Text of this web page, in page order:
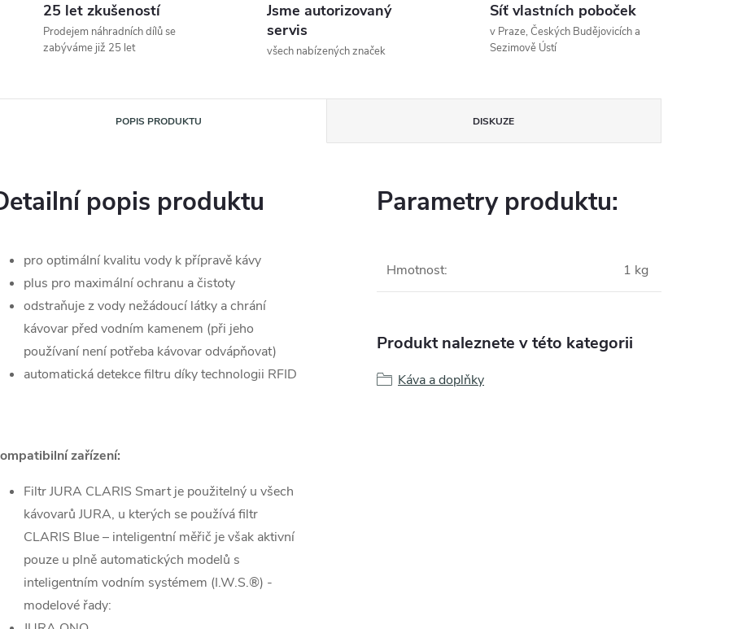
25 let zkušeností
Prodejem náhradních dílů se
zabýváme již 25 let
Jsme autorizovaný
servis
všech nabízených značek
Síť vlastních poboček
v Praze, Českých Budějovicích a
Sezimově Ústí
POPIS PRODUKTU DISKUZE
popis produktu
pro optimální kvalitu vody k přípravě kávy
plus pro maximální ochranu a čistoty
odstraňuje z vody nežádoucí látky a chrání
kávovar před vodním kamenem (při jeho
používaní není potřeba kávovar odvápňovat)
automatická detekce filtru díky technologii RFID
zařízení:
Filtr JURA CLARIS Smart je použitelný u všech
kávovarů JURA, u kterých se používá filtr
CLARIS Blue – inteligentní měřič je však aktivní
pouze u plně automatických modelů s
inteligentním vodním systémem (I.W.S.®) -
modelové řady:
Parametry produktu:
Hmotnost: 1 kg
Produkt naleznete v této kategorii
Káva a doplňky